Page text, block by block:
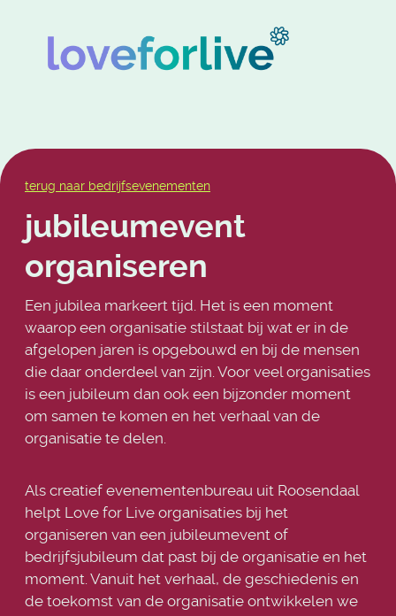
terug naar bedrijfsevenementen
jubileumevent
organiseren
Een jubilea markeert tijd. Het is een moment
waarop een organisatie stilstaat bij wat er in de
afgelopen jaren is opgebouwd en bij de mensen
die daar onderdeel van zijn. Voor veel organisaties
is een jubileum dan ook een bijzonder moment
om samen te komen en het verhaal van de
organisatie te delen.
Als creatief evenementenbureau uit Roosendaal
helpt Love for Live organisaties bij het
organiseren van een jubileumevent of
bedrijfsjubileum dat past bij de organisatie en het
moment. Vanuit het verhaal, de geschiedenis en
de toekomst van de organisatie ontwikkelen we